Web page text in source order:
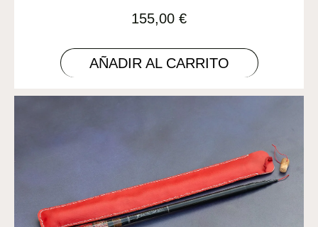
155,00 €
AÑADIR AL CARRITO